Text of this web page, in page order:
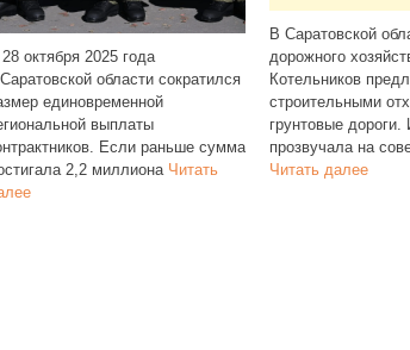
сумма
Читать
В Саратовской области министр
дорожного хозяйства Фёдор
Котельников предложил осыпать
строительными отходами сельские
грунтовые дороги. Идея
прозвучала на совещании и
Читать далее
С
на
№